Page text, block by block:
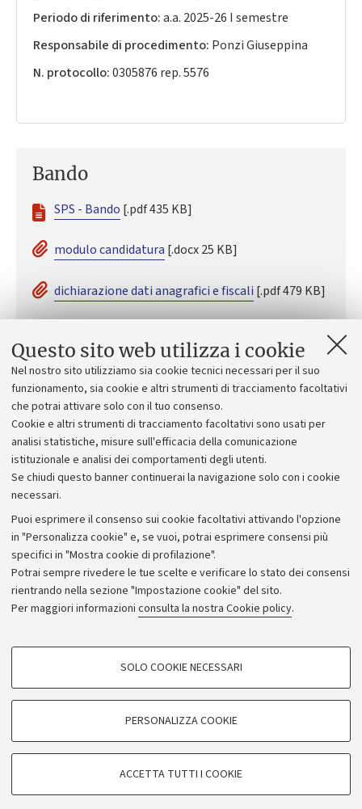
Questo sito web utilizza i cookie
Nel nostro sito utilizziamo sia cookie tecnici necessari per il suo
funzionamento, sia cookie e altri strumenti di tracciamento facoltativi
che potrai attivare solo con il tuo consenso.
Cookie e altri strumenti di tracciamento facoltativi sono usati per
analisi statistiche, misure sull'efficacia della comunicazione
istituzionale e analisi dei comportamenti degli utenti.
Se chiudi questo banner continuerai la navigazione solo con i cookie
necessari.
Puoi esprimere il consenso sui cookie facoltativi attivando l'opzione
in "Personalizza cookie" e, se vuoi, potrai esprimere consensi più
specifici in "Mostra cookie di profilazione".
Potrai sempre rivedere le tue scelte e verificare lo stato dei consensi
rientrando nella sezione "Impostazione cookie" del sito.
Per maggiori informazioni consulta la nostra Cookie policy.
COOKIE DI PROFILAZIONE - FACOLTATIVI
degli utenti, creare profili in base al loro comportamento sul sito, per analisi
di marketing.
Google/Youtube Video
SOLO COOKIE NECESSARI
PERSONALIZZA COOKIE
ACCETTA TUTTI I COOKIE
Periodo di riferimento:a.a. 2025-26 I semestre
Responsabile di procedimento: Ponzi Giuseppina
N. protocollo:0305876 rep. 5576
Bando
SPS - Bando [.pdf 435 KB]
modulo candidatura [.docx 25 KB]
dichiarazione dati anagrafici e fiscali[.pdf 479 KB]
modulo per personale TA[.pdf 86 KB]
guida alla compilazione del modulo dati
anagrafici e fiscali[.pdf 278 KB]
Privacy
Note legali
NormAteneo
Impostazioni Cookie
©Copyright 2024 - ALMA MATER STUDIORUM - Università di
Bologna - Via Zamboni, 33 - 40126 Bologna - PI: 01131710376 -